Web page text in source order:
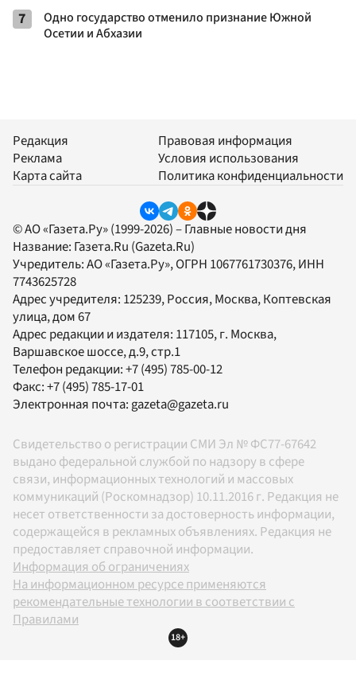
7
Одно государство отменило признание Южной
Осетии и Абхазии
Редакция
Реклама
Карта сайта
Правовая информация
Условия использования
Политика конфиденциальности
© АО «Газета.Ру» (1999-2026) – Главные новости дня
Название: Газета.Ru (Gazeta.Ru)
Учредитель:АО «Газета.Ру», ОГРН 1067761730376, ИНН
7743625728
Адрес учредителя: 125239, Россия, Москва, Коптевская
улица, дом 67
Адрес редакции и издателя: 117105, г. Москва,
Варшавское шоссе, д.9, стр.1
Телефон редакции:+7 (495) 785-00-12
Факс:+7 (495) 785-17-01
Электронная почта: gazeta@gazeta.ru
Свидетельство о регистрации СМИ Эл № ФС77-67642
выдано федеральной службой по надзору в сфере
связи, информационных технологий и массовых
коммуникаций (Роскомнадзор) 10.11.2016 г. Редакция не
несет ответственности за достоверность информации,
содержащейся в рекламных объявлениях. Редакция не
предоставляет справочной информации.
Информация об ограничениях
На информационном ресурсе применяются
рекомендательные технологии в соответствии с
Правилами
18+